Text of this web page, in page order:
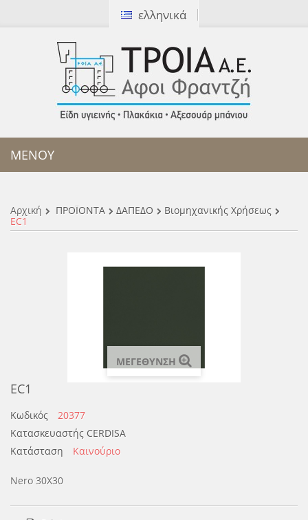
ελληνικά
[ Καλέστε μας:2310 327172]
ΜΕΝΟΥ
Αρχική ΠΡΟΪΟΝΤΑ ΔΑΠΕΔΟ
Βιομηχανικής Χρήσεως
EC1
ΜΕΓΕΘΥΝΣΗ
EC1
Κωδικός
20377
Κατασκευαστής CERDISA
Κατάσταση
Καινούριο
Nero 30X30